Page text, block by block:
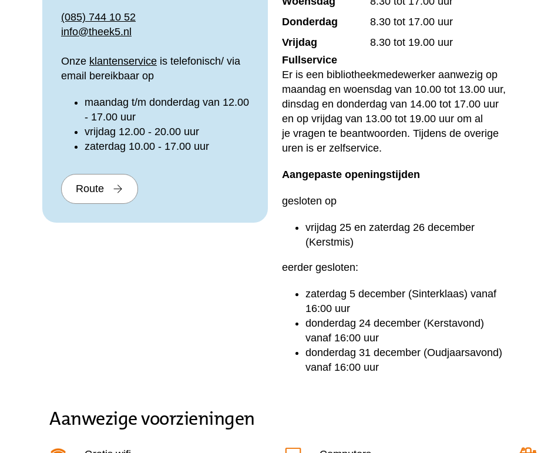
(085) 744 10 52
info@theek5.nl
Onze klantenservice is telefonisch/ via
email bereikbaar op
maandag t/m donderdag van 12.00
- 17.00 uur
vrijdag 12.00 - 20.00 uur
zaterdag 10.00 - 17.00 uur
Route
Donderdag
8.30 tot 17.00 uur
Vrijdag
8.30 tot 19.00 uur
Fullservice
Er is een bibliotheekmedewerker aanwezig op
maandag en woensdag van 10.00 tot 13.00 uur,
dinsdag en donderdag van 14.00 tot 17.00 uur
en op vrijdag van 13.00 tot 19.00 uur om al
je vragen te beantwoorden. Tijdens de overige
uren is er zelfservice.
Aangepaste openingstijden
gesloten op
vrijdag 25 en zaterdag 26 december
(Kerstmis)
eerder gesloten:
zaterdag 5 december (Sinterklaas) vanaf
16:00 uur
donderdag 24 december (Kerstavond)
vanaf 16:00 uur
donderdag 31 december (Oudjaarsavond)
vanaf 16:00 uur
Aanwezige voorzieningen